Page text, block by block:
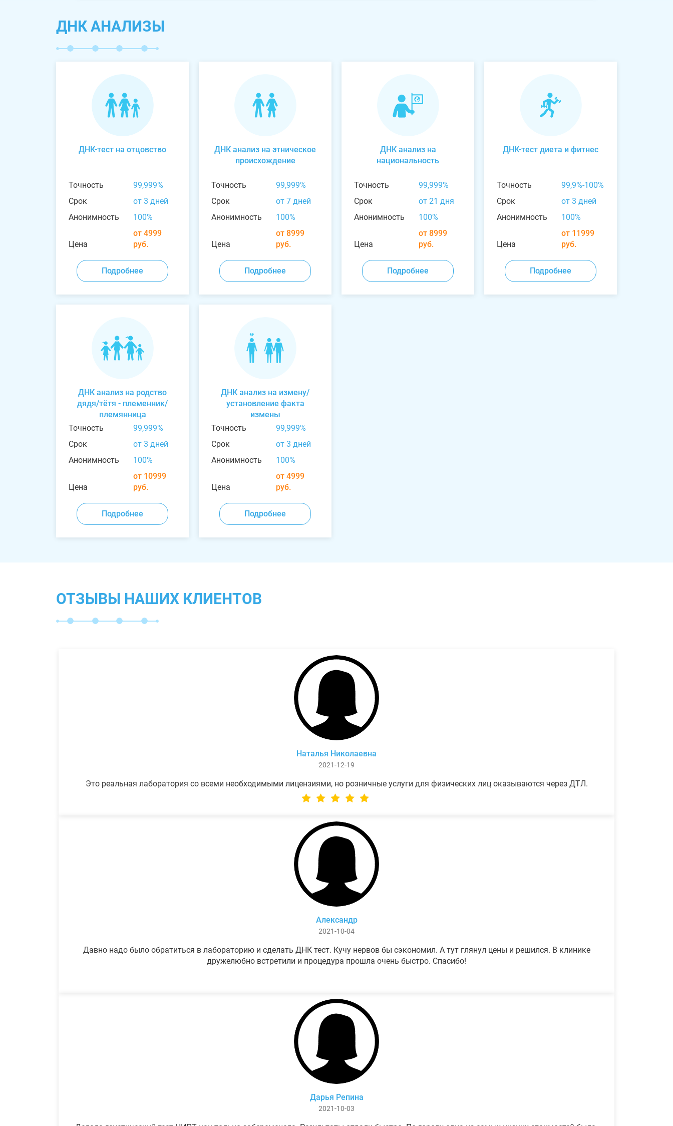
ДНК АНАЛИЗЫ
ДНК-тест на отцовство
Точность
99,999%
Срок
от 3 дней
Анонимность
100%
Цена
от 4999
руб.
Подробнее
ДНК анализ на этническое
происхождение
Точность
99,999%
Срок
от 7 дней
Анонимность
100%
Цена
от 8999
руб.
Подробнее
ДНК анализ на
национальность
Точность
99,999%
Срок
от 21 дня
Анонимность
100%
Цена
от 8999
руб.
Подробнее
ДНК-тест диета и фитнес
Точность
99,9%-100%
Срок
от 3 дней
Анонимность
100%
Цена
от 11999
руб.
Подробнее
ДНК анализ на родство
дядя/тётя - племенник/
племянница
Точность
99,999%
Срок
от 3 дней
Анонимность
100%
Цена
от 10999
руб.
Подробнее
ДНК анализ на измену/
установление факта
измены
Точность
99,999%
Срок
от 3 дней
Анонимность
100%
Цена
от 4999
руб.
Подробнее
ОТЗЫВЫ НАШИХ КЛИЕНТОВ
Наталья Николаевна
2021-12-19
Это реальная лаборатория со всеми необходимыми лицензиями, но розничные услуги для физических лиц оказываются через ДТЛ.
Александр
2021-10-04
Давно надо было обратиться в лабораторию и сделать ДНК тест. Кучу нервов бы сэкономил. А тут глянул цены и решился. В клинике
дружелюбно встретили и процедура прошла очень быстро. Спасибо!
Дарья Репина
2021-10-03